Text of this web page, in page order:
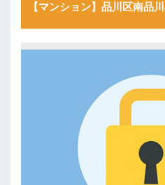
【マンション】品川区南品川